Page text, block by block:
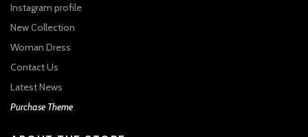
Instagram profile
New Collection
Woman Dress
Contact Us
Latest News
Purchase Theme